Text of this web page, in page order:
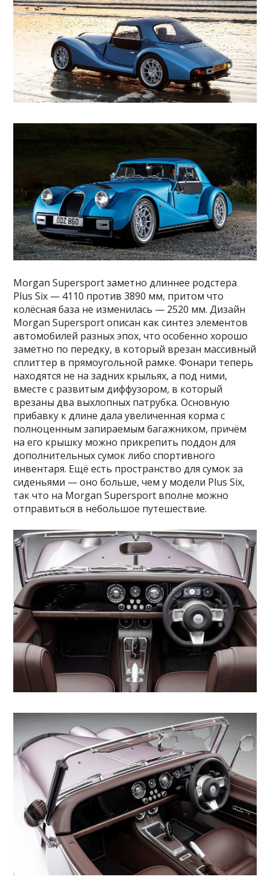
Morgan Supersport заметно длиннее родстера
Plus Six — 4110 против 3890 мм, притом что
колёсная база не изменилась — 2520 мм. Дизайн
Morgan Supersport описан как синтез элементов
автомобилей разных эпох, что особенно хорошо
заметно по передку, в который врезан массивный
сплиттер в прямоугольной рамке. Фонари теперь
находятся не на задних крыльях, а под ними,
вместе с развитым диффузором, в который
врезаны два выхлопных патрубка. Основную
прибавку к длине дала увеличенная корма с
полноценным запираемым багажником, причём
на его крышку можно прикрепить поддон для
дополнительных сумок либо спортивного
инвентаря. Ещё есть пространство для сумок за
сиденьями — оно больше, чем у модели Plus Six,
так что на Morgan Supersport вполне можно
отправиться в небольшое путешествие.